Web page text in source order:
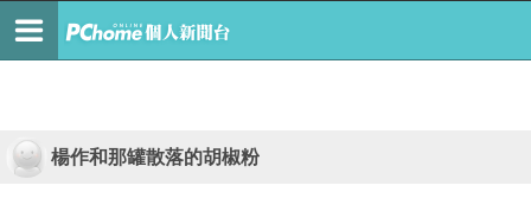
楊作和那罐散落的胡椒粉